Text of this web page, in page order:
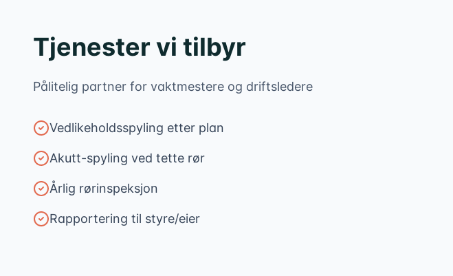
Tjenester vi tilbyr
Pålitelig partner for vaktmestere og driftsledere
Vedlikeholdsspyling etter plan
Akutt-spyling ved tette rør
Årlig rørinspeksjon
Rapportering til styre/eier